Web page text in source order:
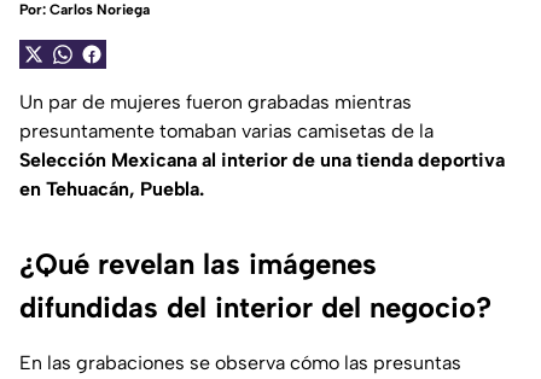
Por: Carlos Noriega
Un par de mujeres fueron grabadas mientras
presuntamente tomaban varias camisetas de la
Selección Mexicana al interior de una tienda deportiva
en Tehuacán, Puebla.
¿Qué revelan las imágenes
difundidas del interior del negocio?
En las grabaciones se observa cómo las presuntas